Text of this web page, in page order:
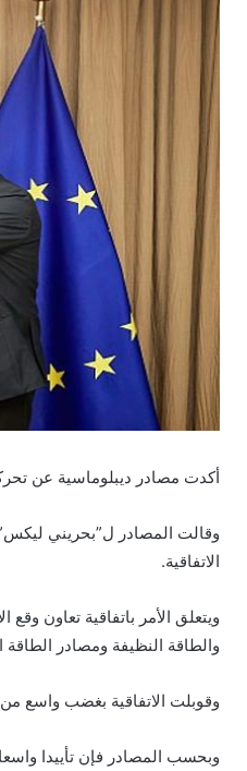
أكدت مصادر ديبلوماسية عن
وقالت المصادر ل”بحريني ليكس”
الاتفاقية.
والطاقة النظيفة ومصادر الطاقة
وقوبلت الاتفاقية بغضب واسع
وبحسب المصادر فإن تأييدا